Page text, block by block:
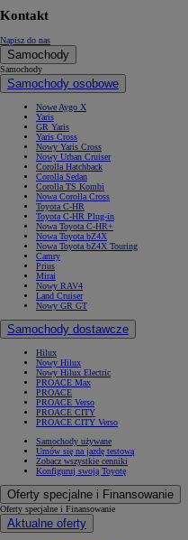
Kontakt
Napisz do nas
Samochody
Samochody
Samochody osobowe
Nowe Aygo X
Yaris
GR Yaris
Yaris Cross
Nowy Yaris Cross
Nowy Urban Cruiser
Corolla Hatchback
Corolla Sedan
Corolla TS Kombi
Nowa Corolla Cross
Toyota C-HR
Toyota C-HR Plug-in
Nowa Toyota C-HR+
Nowa Toyota bZ4X
Nowa Toyota bZ4X Touring
Camry
Prius
Mirai
Nowy RAV4
Land Cruiser
Nowy GR GT
Samochody dostawcze
Hilux
Nowy Hilux
Nowy Hilux Electric
PROACE Max
PROACE
PROACE Verso
PROACE CITY
PROACE CITY Verso
Samochody używane
Umów się na jazdę testową
Zobacz wszystkie cenniki
Konfiguruj swoją Toyotę
Oferty specjalne i Finansowanie
Oferty specjalne i Finansowanie
Aktualne oferty